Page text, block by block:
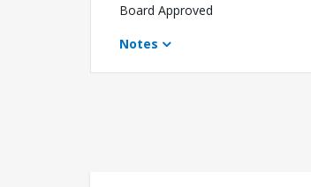
Board Approved
Notes